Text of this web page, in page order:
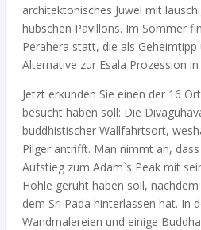
architektonisches Juwel mit
hübschen Pavillons. Im Sommer
Perahera statt, die als
Alternative zur Esala Prozession
Jetzt erkunden Sie einen der 16
besucht haben soll: Die
buddhistischer Wallfahrtsort,
Pilger antrifft. Man nimmt an,
Aufstieg zum Adam`s Peak mit
Höhle geruht haben soll,
dem Sri Pada hinterlassen hat. In
Wandmalereien und einige